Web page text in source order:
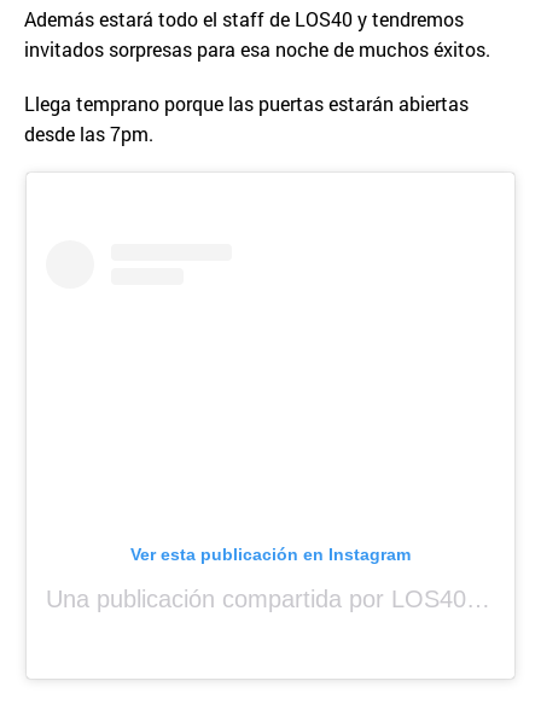
Además estará todo el staff de LOS40 y tendremos
invitados sorpresas para esa noche de muchos éxitos.
Llega temprano porque las puertas estarán abiertas
desde las 7pm.
Ver esta publicación en Instagram
Una publicación compartida por LOS40 Panamá (@los40panama)